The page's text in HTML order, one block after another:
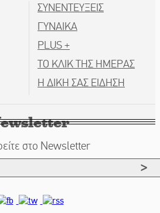
ΣΥΝΕΝΤΕΥΞΕΙΣ
ΓΥΝΑΙΚΑ
PLUS +
ΤΟ ΚΛΙΚ ΤΗΣ ΗΜΕΡΑΣ
Η ΔΙΚΗ ΣΑΣ ΕΙΔΗΣΗ
στο Newsletter